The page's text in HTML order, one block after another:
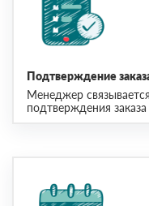
Подтверждение
Менеджер
подтверждения заказа